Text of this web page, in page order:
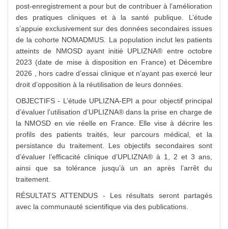
post-enregistrement a pour but de contribuer à l’amélioration
des pratiques cliniques et à la santé publique. L’étude
s’appuie exclusivement sur des données secondaires issues
de la cohorte NOMADMUS. La population inclut les patients
atteints de NMOSD ayant initié UPLIZNA® entre octobre
2023 (date de mise à disposition en France) et Décembre
2026 , hors cadre d’essai clinique et n’ayant pas exercé leur
droit d’opposition à la réutilisation de leurs données.
OBJECTIFS - L’étude UPLIZNA-EPI a pour objectif principal
d’évaluer l’utilisation d’UPLIZNA® dans la prise en charge de
la NMOSD en vie réelle en France. Elle vise à décrire les
profils des patients traités, leur parcours médical, et la
persistance du traitement. Les objectifs secondaires sont
d’évaluer l’efficacité clinique d’UPLIZNA® à 1, 2 et 3 ans,
ainsi que sa tolérance jusqu’à un an après l’arrêt du
traitement.
RÉSULTATS ATTENDUS - Les résultats seront partagés
avec la communauté scientifique via des publications.